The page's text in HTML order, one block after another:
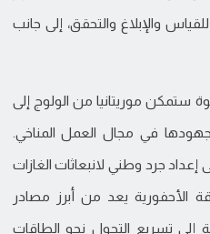
والإبلاغ والتحقق، إلى جانب
ستمكن موريتانيا من الولوج إلى
في مجال العمل المناخي.
جرد وطني لانبعاثات الغازات
الأحفورية يعد من أبرز مصادر
إلى تسريع التحول نحو الطاقات